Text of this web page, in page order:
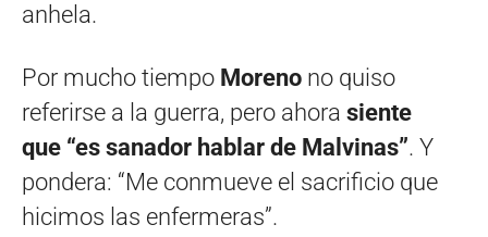
anhela.
Por mucho tiempo Moreno no quiso
referirse a la guerra, pero ahora siente
que “es sanador hablar de Malvinas”. Y
pondera: “Me conmueve el sacrificio que
hicimos las enfermeras”.